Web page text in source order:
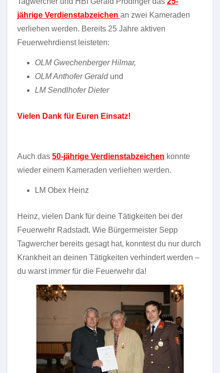
jährige Verdienstabzeichen an zwei Kameraden
verliehen werden. Bereits 25 Jahre aktiven
Feuerwehrdienst leisteten:
OLM Gwechenberger Hilmar,
OLM Anthofer Geraldund
LM Sendlhofer Dieter
Vielen Dank für Euren Einsatz!
Auch das 50-jährige Verdienstabzeichen konnte
wieder einem Kameraden verliehen werden.
LM Obex Heinz
Heinz, vielen Dank für deine Tätigkeiten bei der
Feuerwehr Radstadt. Wie Bürgermeister Sepp
Tagwercher bereits gesagt hat, konntest du nur durch
Krankheit an deinen Tätigkeiten verhindert werden –
du warst immer für die Feuerwehr da!